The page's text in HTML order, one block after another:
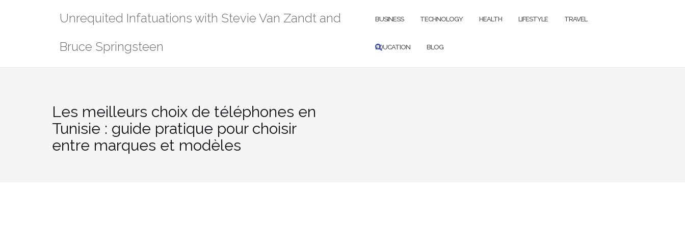
Unrequited Infatuations with Stevie Van Zandt and
Bruce Springsteen
BUSINESS TECHNOLOGY HEALTH LIFESTYLE TRAVEL
EDUCATION BLOG
Les meilleurs choix de téléphones en
Tunisie : guide pratique pour choisir
entre marques et modèles